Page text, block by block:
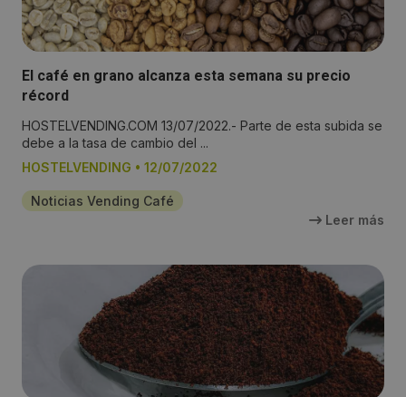
El café en grano alcanza esta semana su precio
récord
HOSTELVENDING.COM 13/07/2022.- Parte de esta subida se
debe a la tasa de cambio del ...
HOSTELVENDING • 12/07/2022
Noticias Vending Café
Leer más